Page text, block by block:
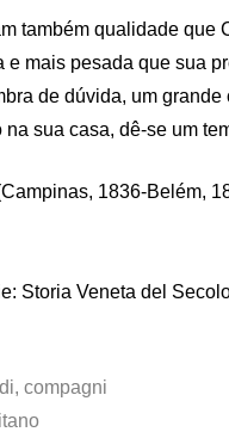
também qualidade que
e mais pesada que sua
de dúvida, um grande
sua casa, dê-se um
1836-Belém,
Storia Veneta del
compagni